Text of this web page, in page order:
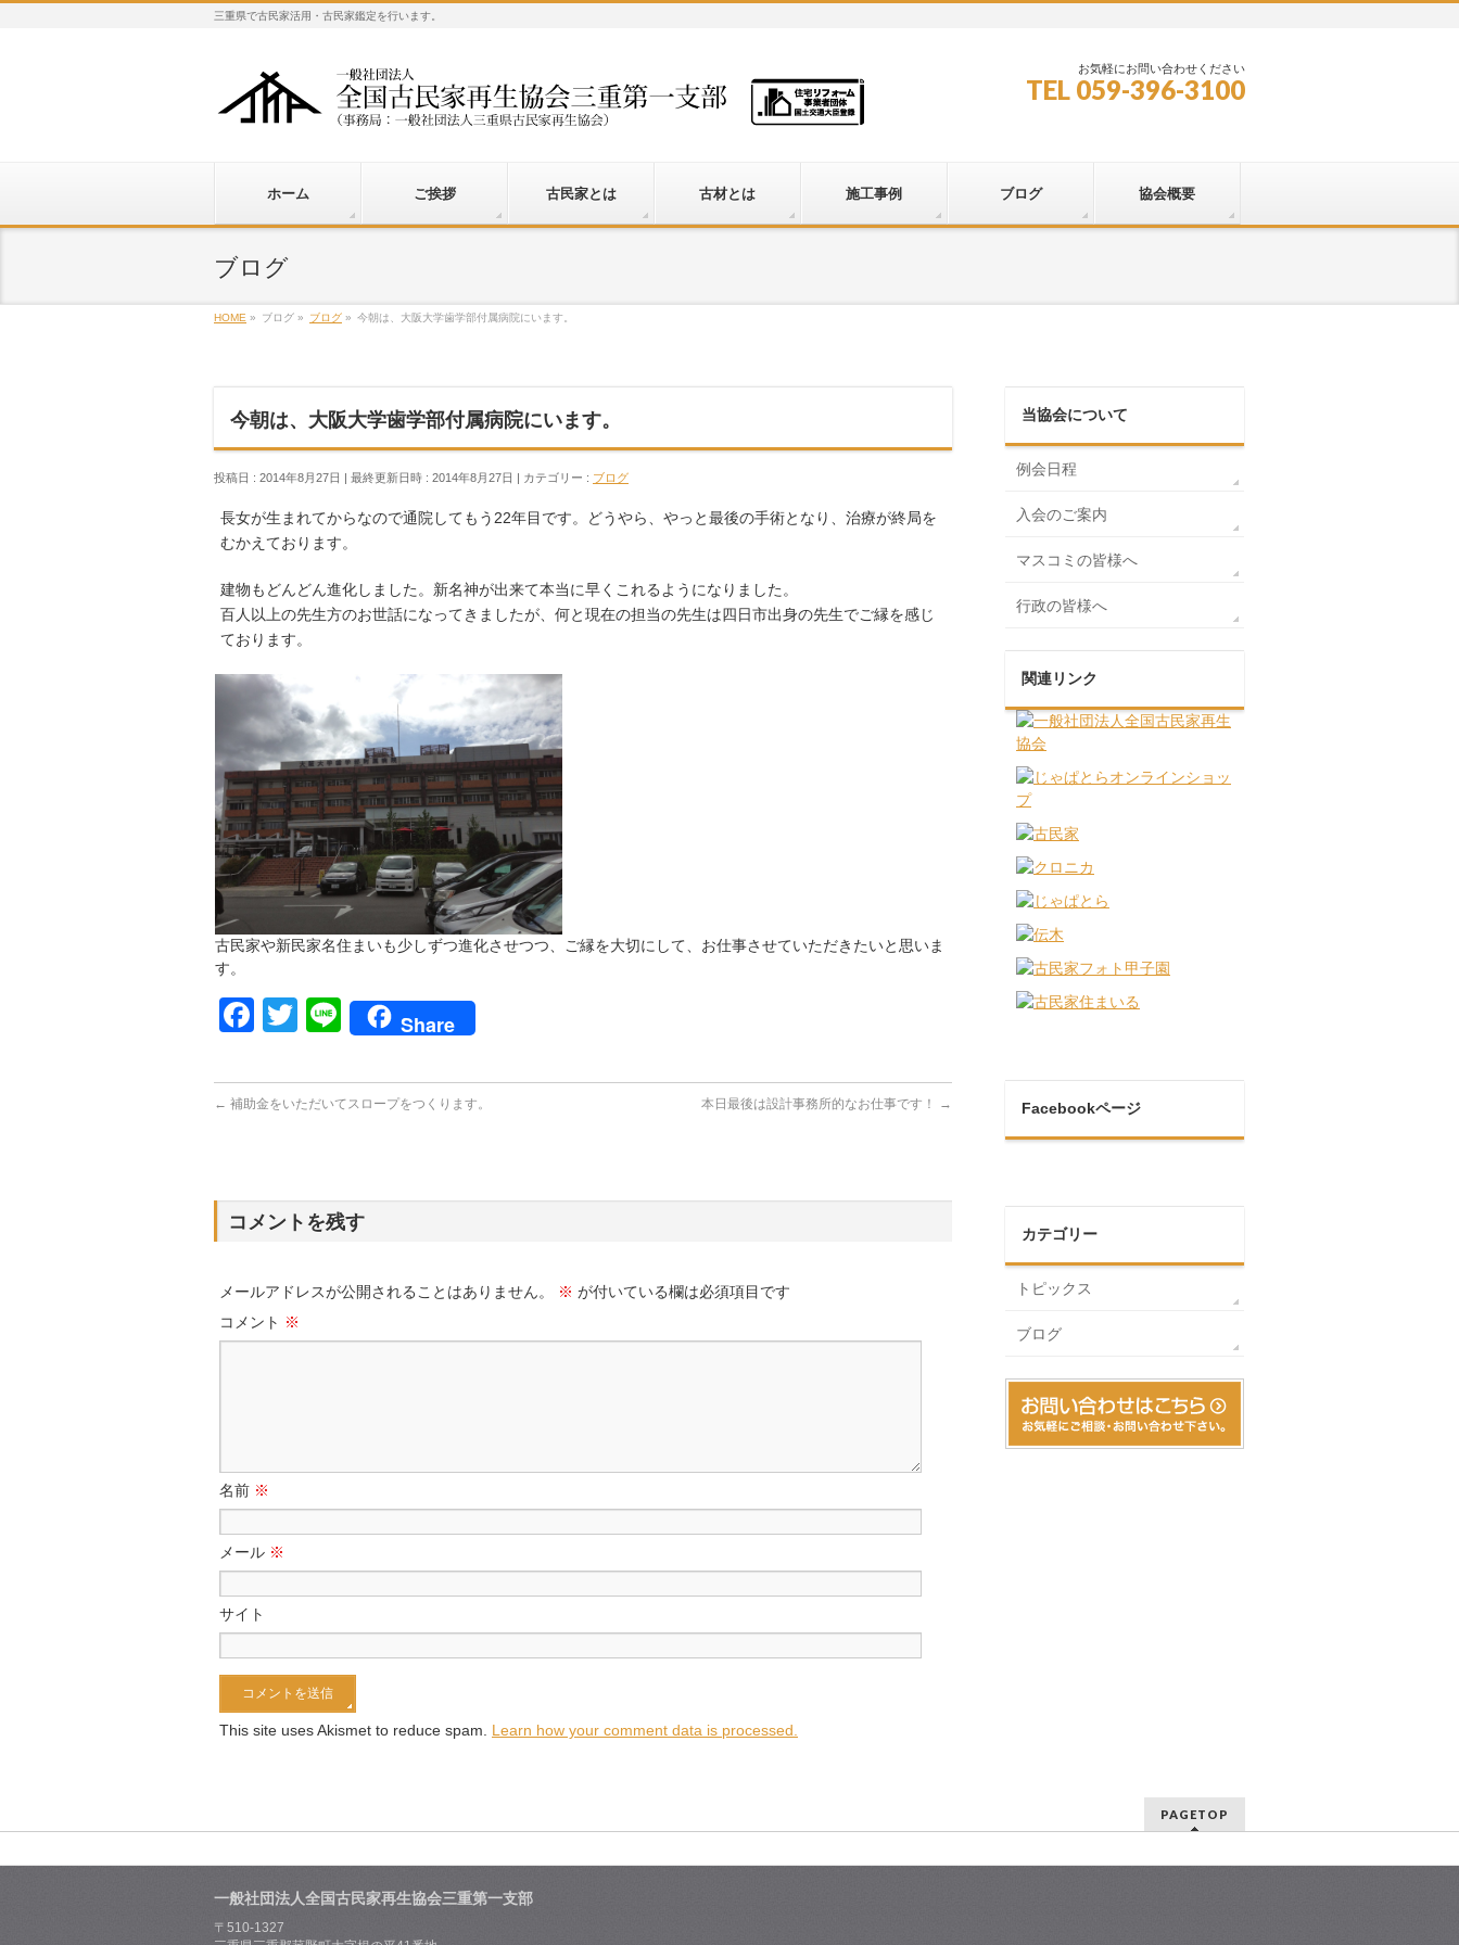
三重県で古民家活用・古民家鑑定を行います。
お気軽にお問い合わせください
TEL 059-396-3100
ホーム ご挨拶 古民家とは 古材とは 施工事例 ブログ 協会概要
ブログ
HOME » ブログ » ブログ » 今朝は、大阪大学歯学部付属病院にいます。
今朝は、大阪大学歯学部付属病院にいます。
投稿日 : 2014年8月27日 最終更新日時 : 2014年8月27日 カテゴリー : ブログ
長女が生まれてからなので通院してもう22年目です。どうやら、やっと最後の手術となり、治療が終局を
むかえております。
建物もどんどん進化しました。新名神が出来て本当に早くこれるようになりました。
百人以上の先生方のお世話になってきましたが、何と現在の担当の先生は四日市出身の先生でご縁を感じ
ております。
古民家や新民家名住まいも少しずつ進化させつつ、ご縁を大切にして、お仕事させていただきたいと思いま
す。
Facebook
Twitter
LineShare
← 補助金をいただいてスロープをつくります。 本日最後は設計事務所的なお仕事です！ →
コメントを残す
メールアドレスが公開されることはありません。 ※ が付いている欄は必須項目です
コメント ※
名前 ※
メール ※
サイト
This site uses Akismet to reduce spam. Learn how your comment data is processed.
当協会について
例会日程
入会のご案内
マスコミの皆様へ
行政の皆様へ
関連リンク
Facebookページ
カテゴリー
トピックス
ブログ
PAGETOP
一般社団法人全国古民家再生協会三重第一支部
〒510-1327